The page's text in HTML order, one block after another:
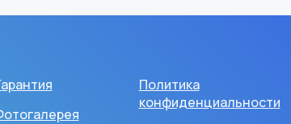
Политика
конфиденциальности